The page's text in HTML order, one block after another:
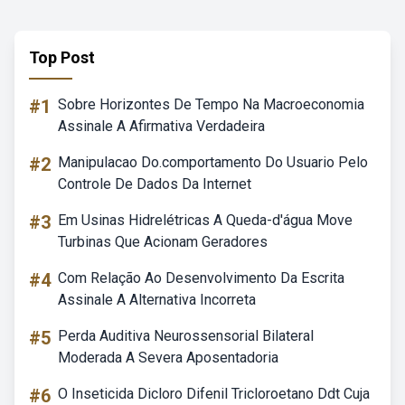
Top Post
#1 Sobre Horizontes De Tempo Na Macroeconomia
Assinale A Afirmativa Verdadeira
#2 Manipulacao Do.comportamento Do Usuario Pelo
Controle De Dados Da Internet
#3 Em Usinas Hidrelétricas A Queda-d'água Move
Turbinas Que Acionam Geradores
#4 Com Relação Ao Desenvolvimento Da Escrita
Assinale A Alternativa Incorreta
#5 Perda Auditiva Neurossensorial Bilateral
Moderada A Severa Aposentadoria
#6 O Inseticida Dicloro Difenil Tricloroetano Ddt Cuja